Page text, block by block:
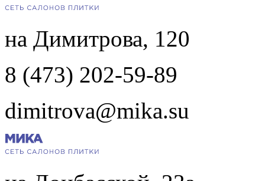
на Димитрова, 120
8 (473) 202-59-89
dimitrova@mika.su